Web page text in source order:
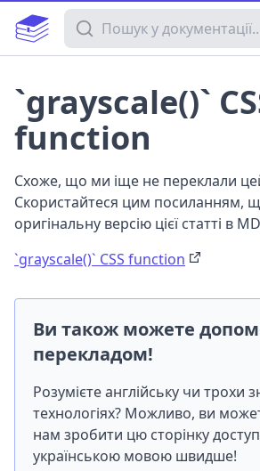
Пошук у документації
`grayscale()`
function
Схоже, що ми іще не переклали
Скористайтеся цим посиланням,
оригінальну версію цієї статті в
`grayscale()` CSS function
Ви також можете
перекладом!
Розумієте англійську чи трохи
технологіях? Можливо, ви
нам зробити цю сторінку
українською мовою швидше!